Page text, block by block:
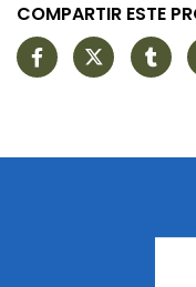
COMPARTIR ESTE